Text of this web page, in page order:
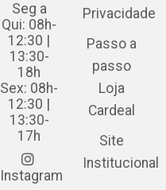
Seg a
Qui: 08h-
12:30 |
13:30-
18h
Sex: 08h-
12:30 |
13:30-
17h
Instagram
Privacidade
Passo a
passo
Loja
Cardeal
Site
Institucional